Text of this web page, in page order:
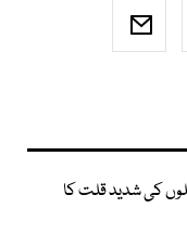
میزائلوں کی شدید قلت کا